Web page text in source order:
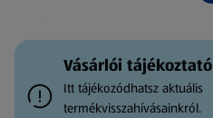
Vásárlói tájékoztató
Itt tájékozódhatsz aktuális
termékvisszahívásainkról.